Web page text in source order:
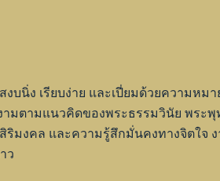
ง เรียบง่าย และเปี่ยมด้วยความหม
ตามแนวคิดของพระธรรมวินัย พระ
มงคล และความรู้สึกมั่นคงทางจิตใจ
ว